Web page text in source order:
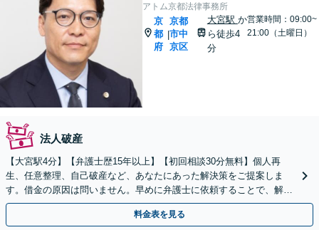
アトム京都法律事務所
京
都
府
|
京都
市中
京区
大宮駅 か
ら徒歩4
分
営業時間：09:00~
21:00（土曜日）
法人破産
【大宮駅4分】【弁護士歴15年以上】【初回相談30分無料】個人再
生、任意整理、自己破産など、あなたにあった解決策をご提案しま
す。借金の原因は問いません。早めに弁護士に依頼することで、解決
できる可能性が高まります。ぜひご相談ください。
料金表を見る